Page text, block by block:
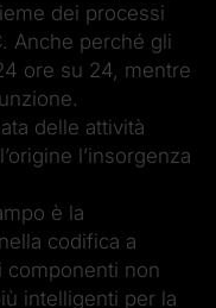
dei processi
Anche perché gli
ore su 24, mentre
delle attività
l’insorgenza
è la
codifica a
componenti non
intelligenti per la